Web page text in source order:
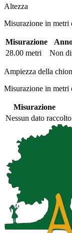
Altezza
Misurazione in metri
Misurazione
28.00 metri
Non
Ampiezza della
Misurazione in metri
Misurazione
Nessun dato